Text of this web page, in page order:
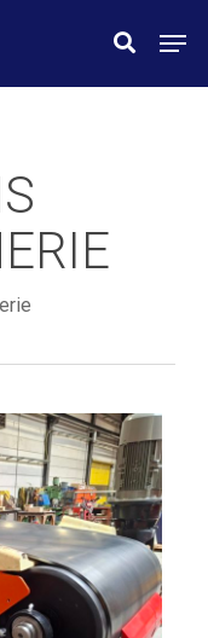
search